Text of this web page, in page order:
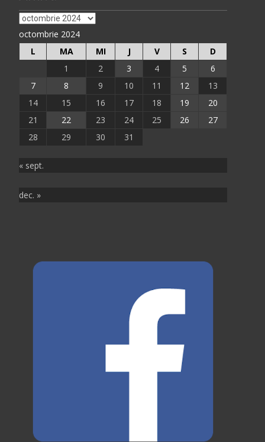
Arhiva
octombrie 2024
L
MA MI J V S
D
1
2 3 4 5
6
7
8 9 10 11 12
13
14
15 16 17 18 19
20
21
22 23 24 25 26
27
28
29 30 31
« sept.
dec. »